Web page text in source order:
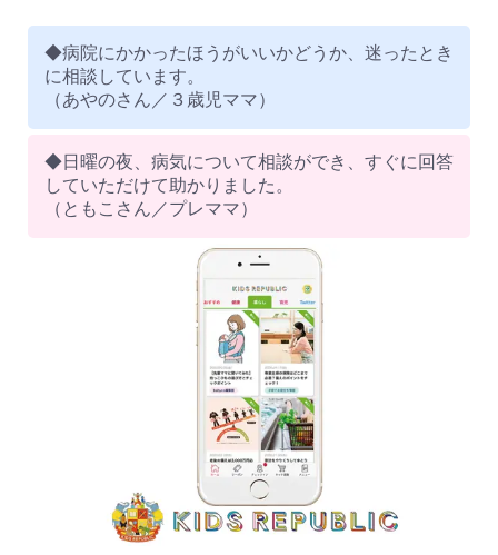
◆病院にかかったほうがいいかどうか、迷ったとき
に相談しています。
（あやのさん／３歳児ママ）
◆日曜の夜、病気について相談ができ、すぐに回答
していただけて助かりました。
（ともこさん／プレママ）